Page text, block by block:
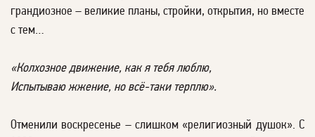
грандиозное – великие планы, стройки, открытия, но вместе
с тем…
«Колхозное движение, как я тебя люблю,
Испытываю жжение, но всё-таки терплю».
Отменили воскресенье – слишком «религиозный душок». С